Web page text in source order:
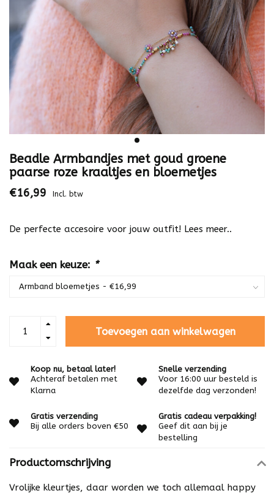
Beadle Armbandjes met goud groene
paarse roze kraaltjes en bloemetjes
€16,99 Incl. btw
De perfecte accesoire voor jouw outfit! Lees meer..
Maak een keuze: *
Toevoegen aan winkelwagen
Koop nu, betaal later!
Achteraf betalen met
Klarna
Snelle verzending
Voor 16:00 uur besteld is
dezelfde dag verzonden!
Gratis verzending
Bij alle orders boven €50
Gratis cadeau verpakking!
Geef dit aan bij je
bestelling
Productomschrijving
Vrolijke kleurtjes, daar worden we toch allemaal happy